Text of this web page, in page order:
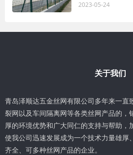
2023-05-24
关于我们
青岛泽顺达五金丝网有限公司多年来一直
裂网以及车间隔离网等各类丝网产品的，
厚的环境优势和广大同仁的支持与帮助，
使我公司迅速发展成为一个技术力量雄厚
齐全、可多种丝网产品的企业。